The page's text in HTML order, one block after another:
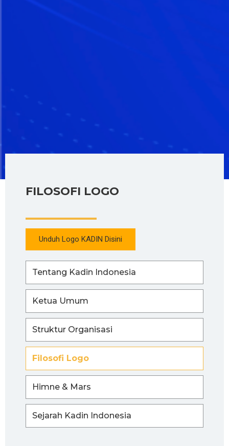
FILOSOFI LOGO
Unduh Logo KADIN Disini
Tentang Kadin Indonesia
Ketua Umum
Struktur Organisasi
Filosofi Logo
Himne & Mars
Sejarah Kadin Indonesia